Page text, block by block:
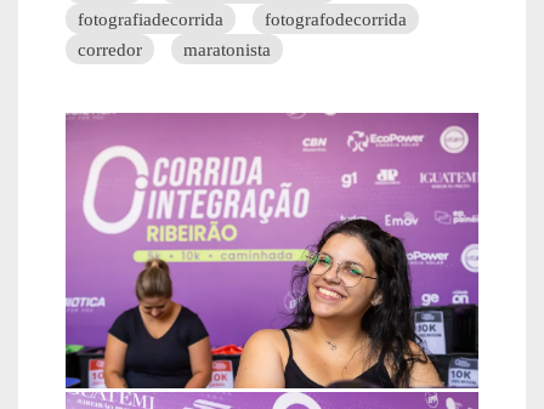
fotografiadecorrida
fotografodecorrida
corredor
maratonista